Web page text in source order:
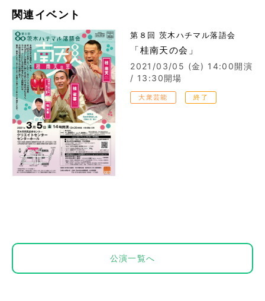
関連イベント
第８回 茨木ハチマル落語会
「桂南天の会」
2021/03/05 (金) 14:00開演
/ 13:30開場
大衆芸能 終了
公演一覧へ